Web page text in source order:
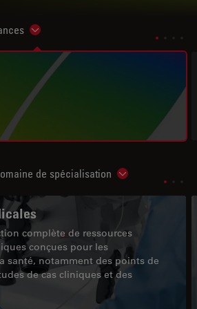
Show subnavigation
de spécialisation Show
complète de ressources
conçues pour les
santé, notamment des points de
de cas cliniques et des